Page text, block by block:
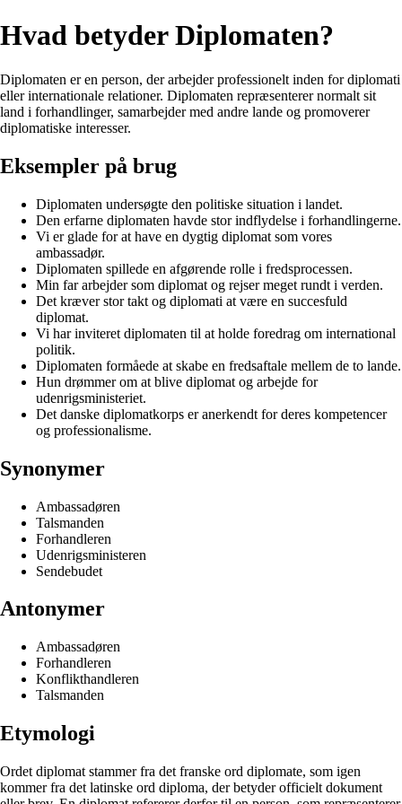
Hvad betyder Diplomaten?
Diplomaten er en person, der arbejder professionelt inden for diplomati
eller internationale relationer. Diplomaten repræsenterer normalt sit
land i forhandlinger, samarbejder med andre lande og promoverer
diplomatiske interesser.
Eksempler på brug
Diplomaten undersøgte den politiske situation i landet.
Den erfarne diplomaten havde stor indflydelse i forhandlingerne.
Vi er glade for at have en dygtig diplomat som vores
ambassadør.
Diplomaten spillede en afgørende rolle i fredsprocessen.
Min far arbejder som diplomat og rejser meget rundt i verden.
Det kræver stor takt og diplomati at være en succesfuld
diplomat.
Vi har inviteret diplomaten til at holde foredrag om international
politik.
Diplomaten formåede at skabe en fredsaftale mellem de to lande.
Hun drømmer om at blive diplomat og arbejde for
udenrigsministeriet.
Det danske diplomatkorps er anerkendt for deres kompetencer
og professionalisme.
Synonymer
Ambassadøren
Talsmanden
Forhandleren
Udenrigsministeren
Sendebudet
Antonymer
Ambassadøren
Forhandleren
Konflikthandleren
Talsmanden
Etymologi
Ordet diplomat stammer fra det franske ord diplomate, som igen
kommer fra det latinske ord diploma, der betyder officielt dokument